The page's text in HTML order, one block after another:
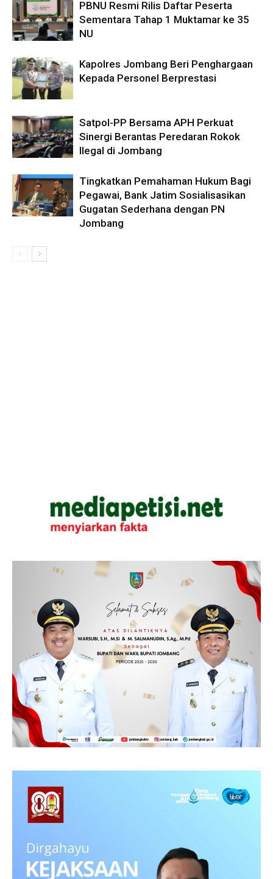
PBNU Resmi Rilis Daftar Peserta
Sementara Tahap 1 Muktamar ke 35
NU
Kapolres Jombang Beri Penghargaan
Kepada Personel Berprestasi
Satpol-PP Bersama APH Perkuat
Sinergi Berantas Peredaran Rokok
Ilegal di Jombang
Tingkatkan Pemahaman Hukum Bagi
Pegawai, Bank Jatim Sosialisasikan
Gugatan Sederhana dengan PN
Jombang